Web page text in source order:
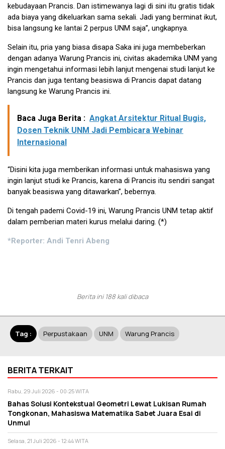
kebudayaan Prancis. Dan istimewanya lagi di sini itu gratis tidak
ada biaya yang dikeluarkan sama sekali. Jadi yang berminat ikut,
bisa langsung ke lantai 2 perpus UNM saja”, ungkapnya.
Selain itu, pria yang biasa disapa Saka ini juga membeberkan
dengan adanya Warung Prancis ini, civitas akademika UNM yang
ingin mengetahui informasi lebih lanjut mengenai studi lanjut ke
Prancis dan juga tentang beasiswa di Prancis dapat datang
langsung ke Warung Prancis ini.
Baca Juga Berita : Angkat Arsitektur Ritual Bugis,
Dosen Teknik UNM Jadi Pembicara Webinar
Internasional
“Disini kita juga memberikan informasi untuk mahasiswa yang
ingin lanjut studi ke Prancis, karena di Prancis itu sendiri sangat
banyak beasiswa yang ditawarkan”, bebernya.
Di tengah pademi Covid-19 ini, Warung Prancis UNM tetap aktif
dalam pemberian materi kurus melalui daring. (*)
*Reporter: Andi Tenri Abeng
Berita ini 188 kali dibaca
Tag : Perpustakaan UNM Warung Prancis
BERITA TERKAIT
Rabu, 29 Juli 2026 - 00:25 WITA
Bahas Solusi Kontekstual Geometri Lewat Lukisan Rumah
Tongkonan, Mahasiswa Matematika Sabet Juara Esai di
Unmul
Selasa, 21 Juli 2026 - 12:44 WITA